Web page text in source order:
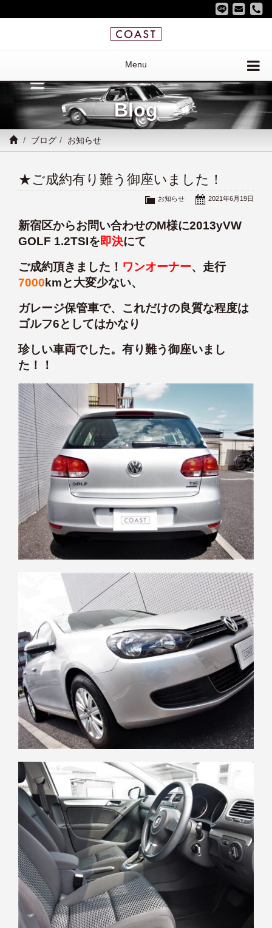
Menu
Blog
ブログ お知らせ
★ご成約有り難う御座いました！
2021年6月19日
お知らせ
新宿区からお問い合わせのM様に2013yVW
GOLF 1.2TSIを即決にて
ご成約頂きました！ ワンオーナー、走行
7000 kmと大変少ない、
ガレージ保管車で、これだけの良質な程度は
ゴルフ6としてはかなり
珍しい車両でした。有り難う御座いまし
た！！